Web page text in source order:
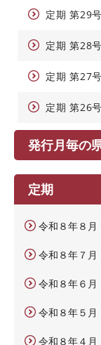
定期 第29
定期 第28
定期 第27
定期 第26
発行月毎の
定期
令和８年８月
令和８年７月
令和８年６月
令和８年５月
令和８年４月